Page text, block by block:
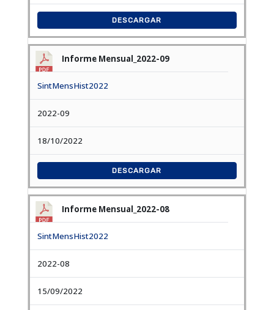
DESCARGAR
Informe Mensual_2022-09
SintMensHist2022
2022-09
18/10/2022
DESCARGAR
Informe Mensual_2022-08
SintMensHist2022
2022-08
15/09/2022